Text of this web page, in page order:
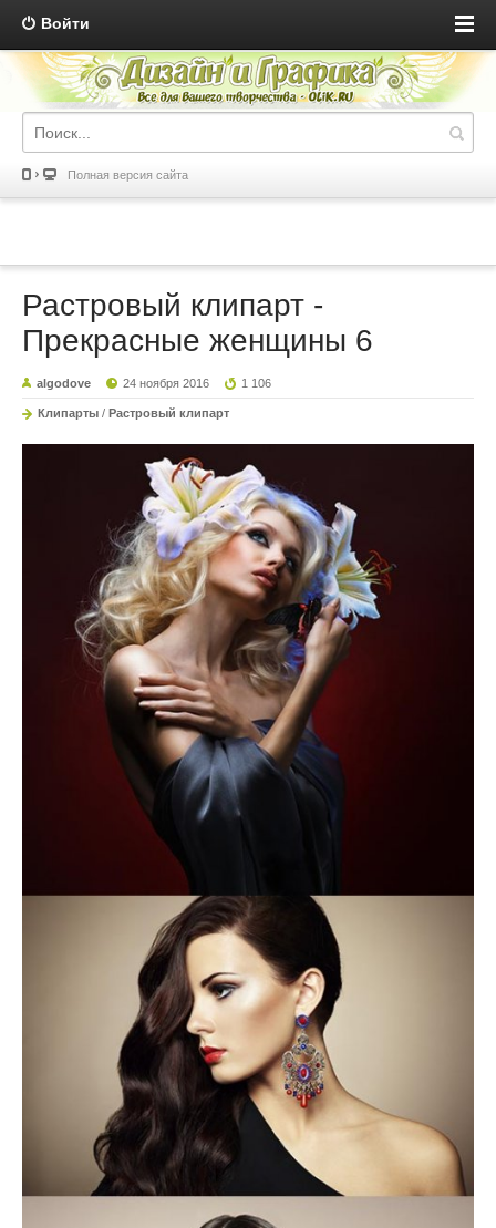
Войти
Полная версия сайта
Растровый клипарт -
Прекрасные женщины 6
algodove 24 ноября 2016 1 106
Клипарты / Растровый клипарт